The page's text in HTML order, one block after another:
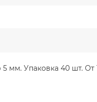
Упаковка 40 шт. От